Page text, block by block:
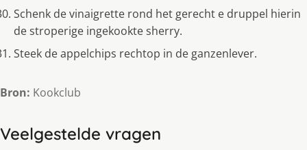
Schenk de vinaigrette rond het gerecht e druppel hierin
de stroperige ingekookte sherry.
Steek de appelchips rechtop in de ganzenlever.
Bron: Kookclub
Veelgestelde vragen